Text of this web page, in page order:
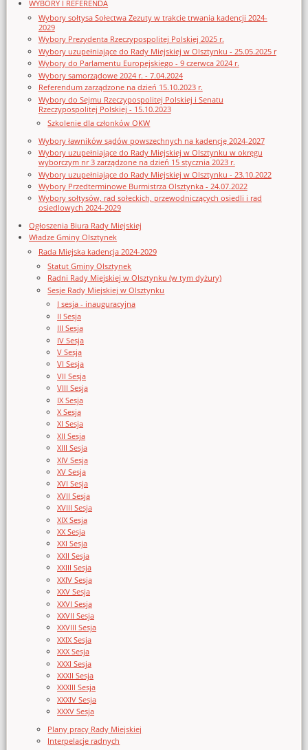
WYBORY I REFERENDA
Wybory sołtysa Sołectwa Zezuty w trakcie trwania kadencji 2024-
2029
Wybory Prezydenta Rzeczypospolitej Polskiej 2025 r.
Wybory uzupełniające do Rady Miejskiej w Olsztynku - 25.05.2025 r
Wybory do Parlamentu Europejskiego - 9 czerwca 2024 r.
Wybory samorządowe 2024 r. - 7.04.2024
Referendum zarządzone na dzień 15.10.2023 r.
Wybory do Sejmu Rzeczypospolitej Polskiej i Senatu
Rzeczypospolitej Polskiej - 15.10.2023
Szkolenie dla członków OKW
Wybory ławników sądów powszechnych na kadencję 2024-2027
Wybory uzupełniające do Rady Miejskiej w Olsztynku w okręgu
wyborczym nr 3 zarządzone na dzień 15 stycznia 2023 r.
Wybory uzupełniające do Rady Miejskiej w Olsztynku - 23.10.2022
Wybory Przedterminowe Burmistrza Olsztynka - 24.07.2022
Wybory sołtysów, rad sołeckich, przewodniczących osiedli i rad
osiedlowych 2024-2029
Ogłoszenia Biura Rady Miejskiej
Władze Gminy Olsztynek
Rada Miejska kadencja 2024-2029
Statut Gminy Olsztynek
Radni Rady Miejskiej w Olsztynku (w tym dyżury)
Sesje Rady Miejskiej w Olsztynku
I sesja - inauguracyjna
II Sesja
III Sesja
IV Sesja
V Sesja
VI Sesja
VII Sesja
VIII Sesja
IX Sesja
X Sesja
XI Sesja
XII Sesja
XIII Sesja
XIV Sesja
XV Sesja
XVI Sesja
XVII Sesja
XVIII Sesja
XIX Sesja
XX Sesja
XXI Sesja
XXII Sesja
XXIII Sesja
XXIV Sesja
XXV Sesja
XXVI Sesja
XXVII Sesja
XXVIII Sesja
XXIX Sesja
XXX Sesja
XXXI Sesja
XXXII Sesja
XXXIII Sesja
XXXIV Sesja
XXXV Sesja
Plany pracy Rady Miejskiej
Interpelacje radnych